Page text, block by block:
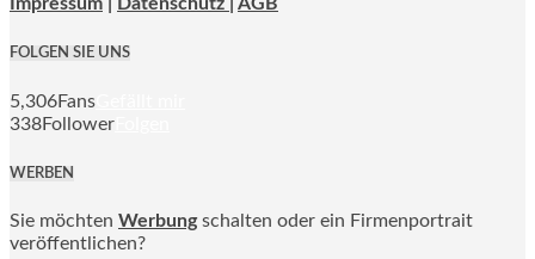
FOLGEN SIE UNS
5,306Fans
338Follower
WERBEN
Sie möchten Werbung schalten oder ein Firmenportrait
veröffentlichen?